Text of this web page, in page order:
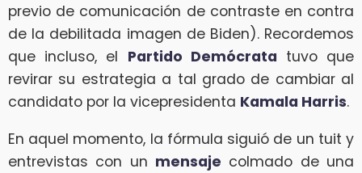
previo de comunicación de contraste en contra
de la debilitada imagen de Biden). Recordemos
que incluso, el Partido Demócrata tuvo que
revirar su estrategia a tal grado de cambiar al
candidato por la vicepresidenta Kamala Harris.
En aquel momento, la fórmula siguió de un tuit y
entrevistas con un mensaje colmado de una